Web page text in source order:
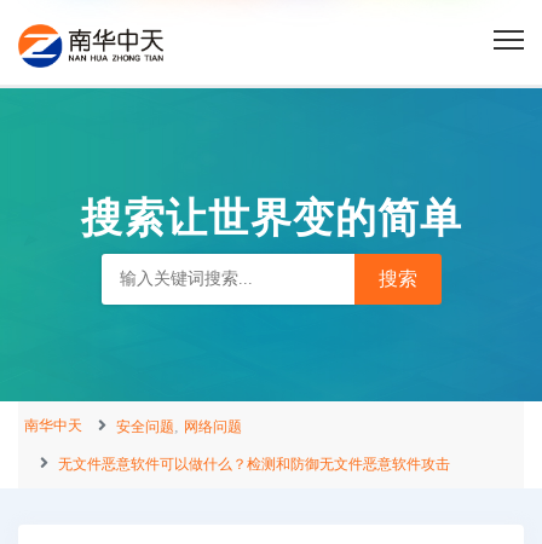
搜索让世界变的简单
南华中天 安全问题, 网络问题
无文件恶意软件可以做什么？检测和防御无文件恶意软件攻击